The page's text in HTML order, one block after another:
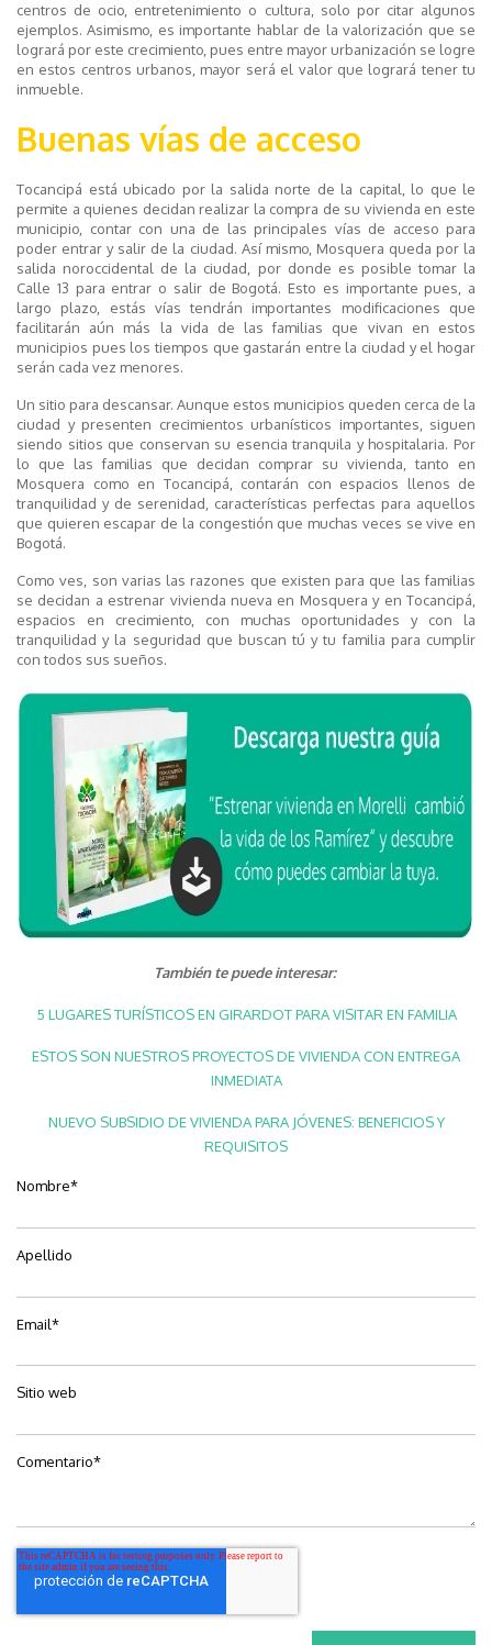
centros de ocio, entretenimiento o cultura, solo por citar algunos
ejemplos. Asimismo, es importante hablar de la valorización que se
logrará por este crecimiento, pues entre mayor urbanización se logre
en estos centros urbanos, mayor será el valor que logrará tener tu
inmueble.
Buenas vías de acceso
Tocancipá está ubicado por la salida norte de la capital, lo que le
permite a quienes decidan realizar la compra de su vivienda en este
municipio, contar con una de las principales vías de acceso para
poder entrar y salir de la ciudad. Así mismo, Mosquera queda por la
salida noroccidental de la ciudad, por donde es posible tomar la
Calle 13 para entrar o salir de Bogotá. Esto es importante pues, a
largo plazo, estás vías tendrán importantes modificaciones que
facilitarán aún más la vida de las familias que vivan en estos
municipios pues los tiempos que gastarán entre la ciudad y el hogar
serán cada vez menores.
Un sitio para descansar. Aunque estos municipios queden cerca de la
ciudad y presenten crecimientos urbanísticos importantes, siguen
siendo sitios que conservan su esencia tranquila y hospitalaria. Por
lo que las familias que decidan comprar su vivienda, tanto en
Mosquera como en Tocancipá, contarán con espacios llenos de
tranquilidad y de serenidad, características perfectas para aquellos
que quieren escapar de la congestión que muchas veces se vive en
Bogotá.
Como ves, son varias las razones que existen para que las familias
se decidan a estrenar vivienda nueva en Mosquera y en Tocancipá,
espacios en crecimiento, con muchas oportunidades y con la
tranquilidad y la seguridad que buscan tú y tu familia para cumplir
con todos sus sueños.
También te puede interesar:
5 LUGARES TURÍSTICOS EN GIRARDOT PARA VISITAR EN FAMILIA
ESTOS SON NUESTROS PROYECTOS DE VIVIENDA CON ENTREGA
INMEDIATA
NUEVO SUBSIDIO DE VIVIENDA PARA JÓVENES: BENEFICIOS Y
REQUISITOS
Nombre*
Apellido
Email*
Sitio web
Comentario*